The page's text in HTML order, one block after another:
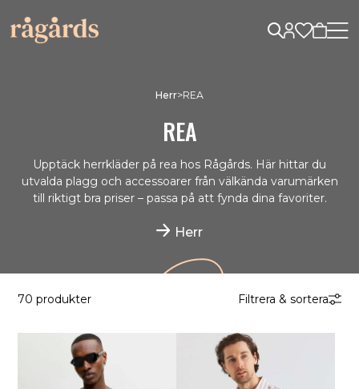
Herr>REA
REA
Upptäck herrkläder på rea hos Rågårds. Här hittar du
utvalda plagg och accessoarer från välkända varumärken
till riktigt bra priser – passa på att fynda dina favoriter.
Herr
70 produkter Filtrera & sortera